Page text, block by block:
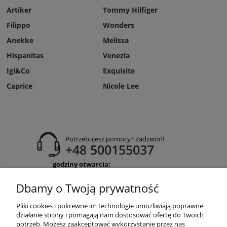
Artiker
Filippo
Tommy Hilfiger
Wonders
Anekke
Hispanitas
Igi&Co
Caprice
Melissa
Venezia
Exquisite
Nicole Lee
Potrzebujesz pomocy? Zadzwoń!
+48 500155037
godziny otwarcia:
obuwiehigo@gmail.com
WARUNKI ZAKUPÓW
Dbamy o Twoją prywatność
Pliki cookies i pokrewne im technologie umożliwiają poprawne
działanie strony i pomagają nam dostosować ofertę do Twoich
potrzeb. Możesz zaakceptować wykorzystanie przez nas